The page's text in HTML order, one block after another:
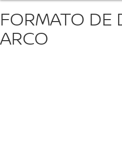
FORMATO DE
ARCO